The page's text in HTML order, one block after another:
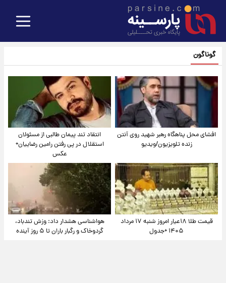
گوناگون
افشای محل پناهگاه‌ رهبر شهید روی آنتن
زنده تلویزیون/ویدیو
انتقاد تند پیمان طالبی از مسئولان
استقلال در پی رفتن رامین رضاییان+
عکس
قیمت طلا ۱۸عیار امروز شنبه ۱۷ مرداد
۱۴۰۵ +جدول
هواشناسی هشدار داد: وزش تندباد،
گردوخاک و رگبار باران تا ۵ روز آینده